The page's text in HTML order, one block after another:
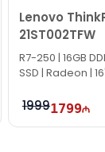
Lenovo
21ST002TFW
R7-250 | 16GB
SSD | Radeon |
19991799